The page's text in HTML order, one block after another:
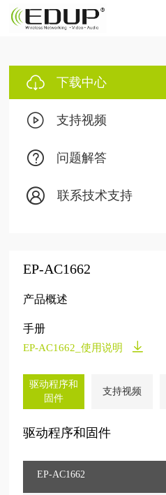
下载中心
支持视频
问题解答
联系技术支持
EP-AC1662
产品概述
手册
EP-AC1662_使用说明
驱动程序和
固件
支持视频
驱动程序和固件
EP-AC1662